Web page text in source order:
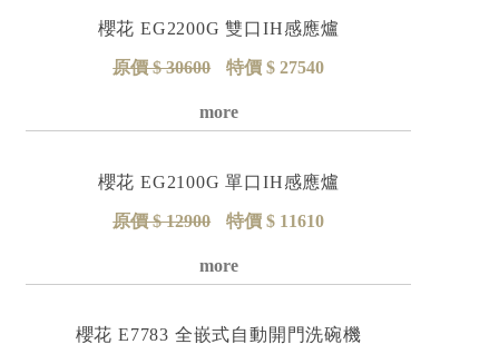
櫻花 EG2200G 雙口IH感應爐
原價 $ 30600 特價 $ 27540
詳細資料
櫻花 EG2100G 單口IH感應爐
原價 $ 12900 特價 $ 11610
詳細資料
櫻花 E7783 全嵌式自動開門洗碗機